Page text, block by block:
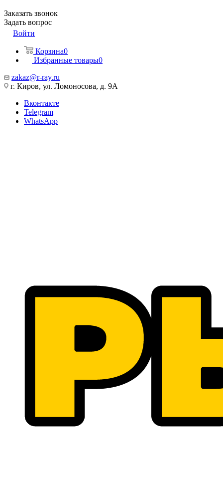
Заказать звонок
Задать вопрос
Войти
Корзина0
Избранные товары0
zakaz@r-ray.ru
г. Киров, ул. Ломоносова, д. 9А
Вконтакте
Telegram
WhatsApp